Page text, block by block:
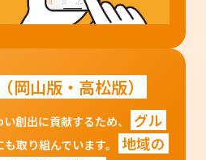
岡山版・高松版）
創出に貢献するため、
グル
も取り組んでいます。
地域の